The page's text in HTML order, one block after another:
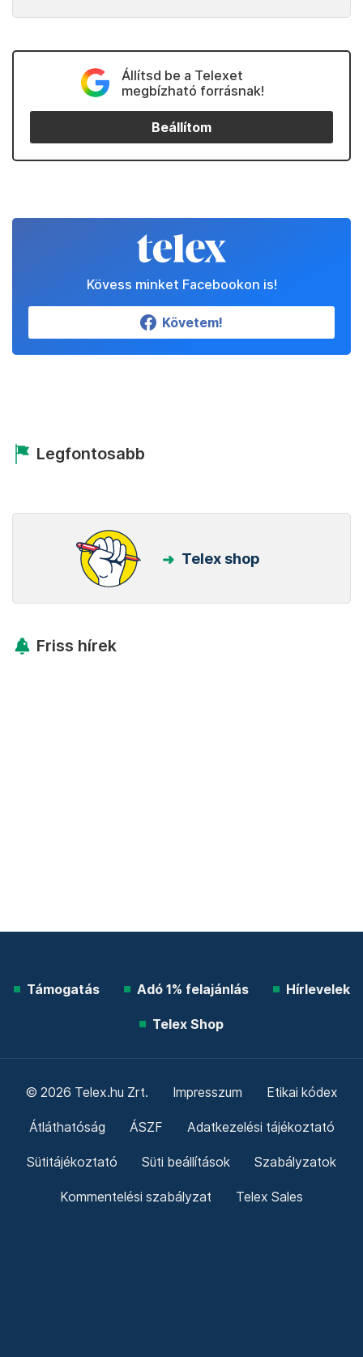
Állítsd be a Telexet
megbízható forrásnak!
Beállítom
Kövess minket Facebookon is!
Követem!
Legfontosabb
Telex shop
Friss hírek
Támogatás Adó 1% felajánlás Hírlevelek
Telex Shop
© 2026 Telex.hu Zrt. Impresszum Etikai kódex
Átláthatóság ÁSZF Adatkezelési tájékoztató
Sütitájékoztató Süti beállítások Szabályzatok
Kommentelési szabályzat Telex Sales